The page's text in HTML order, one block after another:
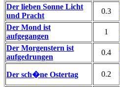
Der lieben Sonne Licht
und Pracht
0.3
Der Mond ist
aufgegangen
1
Der Morgenstern ist
aufgedrungen
0.4
Der sch�ne Ostertag 0.2